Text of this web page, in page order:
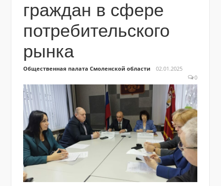
граждан в сфере
потребительского
рынка
Общественная палата Смоленской области
02.01.2025
0